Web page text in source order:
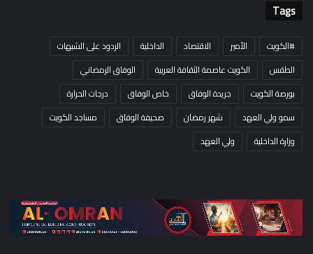
Tags
#الكويت الأمير الاقتصاد الداخلية
الردود على الشبهات
الطقس
الكويت عاصمة الثقافة العربية
الوفاق الرمضاني
بورصة الكويت
جريدة الوفاق خاص الوفاق
درجات الحرارة
سمو ولي العهد
شهر رمضان صحيفة الوفاق
مساجد الكويت
وزارة الداخلية
ولي العهد